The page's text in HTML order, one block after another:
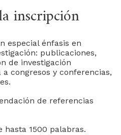
inscripción
especial énfasis en
publicaciones,
de investigación
congresos y conferencias,
de referencias
hasta 1500 palabras.